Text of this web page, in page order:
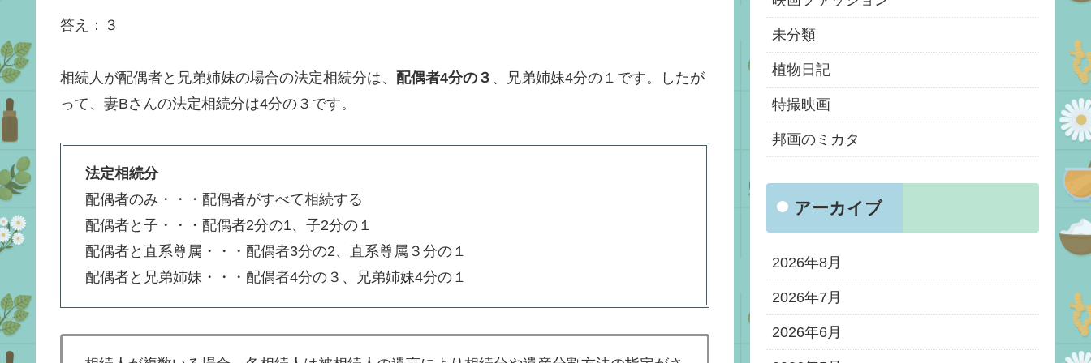
答え：３
相続人が配偶者と兄弟姉妹の場合の法定相続分は、 配偶者4分の３ 、兄弟姉妹4分の１です。したが
って、妻Bさんの法定相続分は4分の３です。
法定相続分
配偶者のみ・・・配偶者がすべて相続する
配偶者と子・・・配偶者2分の1、子2分の１
配偶者と直系尊属・・・配偶者3分の2、直系尊属３分の１
配偶者と兄弟姉妹・・・配偶者4分の３、兄弟姉妹4分の１
未分類
植物日記
特撮映画
邦画のミカタ
アーカイブ
2026年8月
2026年7月
2026年6月